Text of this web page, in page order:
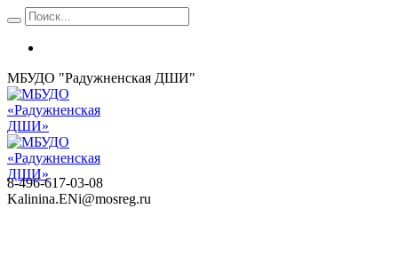
МБУДО "Радужненская ДШИ"
8-496-617-03-08
Kalinina.ENi@mosreg.ru